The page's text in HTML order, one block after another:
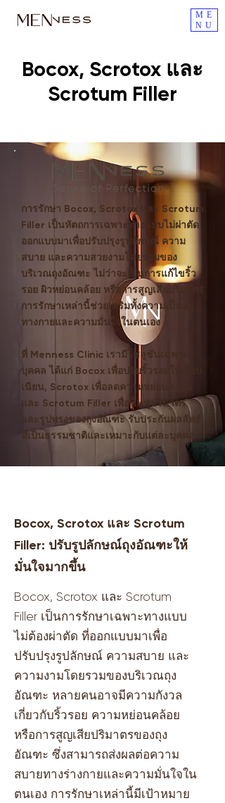
ME
NU
Bocox, Scrotox และ
Scrotum Filler
การรักษา Bocox, Scrotox และ Scrotum
Filler เป็นหัตถการเฉพาะทางแบบไม่ผ่าตัด
ออกแบบมาเพื่อปรับปรุงรูปลักษณ์ ความ
สบาย และความสวยงามโดยรวมของ
บริเวณถุงอัณฑะ ไม่ว่าจะเป็นการแก้ไขริ้ว
รอย ผิวหย่อนคล้อย หรือการสูญเสียปริมาตร
การรักษาเหล่านี้ช่วยเสริมทั้งความเป็นอยู่
ทางกายและความมั่นใจในตนเอง
ที่ Menness Clinic เรามีโซลูชันเฉพาะ
บุคคล ได้แก่ Bocox เพื่อปรับริ้วรอยให้เรียบ
เนียน, Scrotox เพื่อลดความหย่อนคล้อย
และ Scrotum Filler เพื่อฟื้นฟูปริมาตร
และรูปทรงของถุงอัณฑะ รับประกันผลลัพธ์
ที่เป็นธรรมชาติและเหมาะกับแต่ละบุคคล
Bocox, Scrotox และ Scrotum
Filler: ปรับรูปลักษณ์ถุงอัณฑะให้
มั่นใจมากขึ้น
Bocox, Scrotox และ Scrotum
Filler เป็นการรักษาเฉพาะทางแบบ
ไม่ต้องผ่าตัด ที่ออกแบบมาเพื่อ
ปรับปรุงรูปลักษณ์ ความสบาย และ
ความงามโดยรวมของบริเวณถุง
อัณฑะ หลายคนอาจมีความกังวล
เกี่ยวกับริ้วรอย ความหย่อนคล้อย
หรือการสูญเสียปริมาตรของถุง
อัณฑะ ซึ่งสามารถส่งผลต่อความ
สบายทางร่างกายและความมั่นใจใน
ตนเอง การรักษาเหล่านี้มีเป้าหมาย